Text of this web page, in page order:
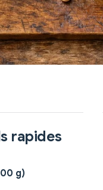
rapides
g)